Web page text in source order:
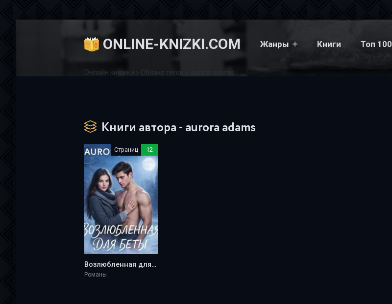
ONLINE-KNIZKI.COM Жанры Книги Топ 100
Онлайн книжки Облако тегов » aurora adams
Книги автора - aurora adams
Страниц 12
Возлюбленная для Беты - Aurora Adams
Романы